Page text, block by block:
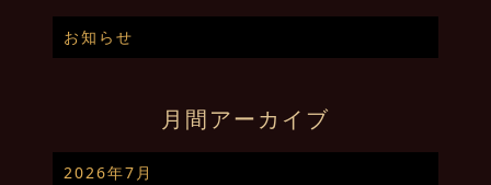
お知らせ
月間アーカイブ
2026年7月